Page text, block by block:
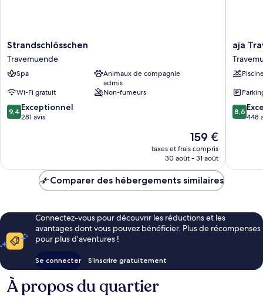
Strandschlösschen
Travemuende
Strandschlösschen
Travemuende
Spa
Animaux de compagnie
admis
Wi-Fi gratuit
Non-fumeurs
9.4
sur
9,4 Exceptionnel
281 avis
Le
nouveau
prix
de
159 €
taxes et frais compris
30 août - 31 août
aja
aja
8.6
sur
8,6
448
Comparer des hébergements similaires
Connectez-vous pour découvrir les réductions et les
avantages dont vous pouvez bénéficier. Plus de récompenses
pour plus d’aventures !
Se connecter S’inscrire gratuitement
À propos du quartier